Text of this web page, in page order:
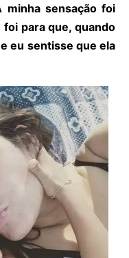
minha sensação foi
para que, quando
eu sentisse que ela